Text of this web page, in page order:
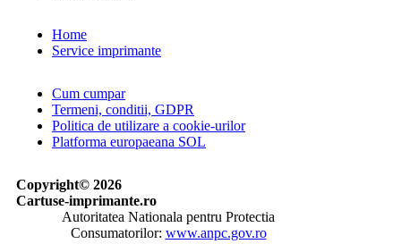
Home
Service imprimante
Cum cumpar
Termeni, conditii, GDPR
Politica de utilizare a cookie-urilor
Platforma europaeana SOL
Copyright© 2026
Cartuse-imprimante.ro
Autoritatea Nationala pentru Protectia
Consumatorilor: www.anpc.gov.ro